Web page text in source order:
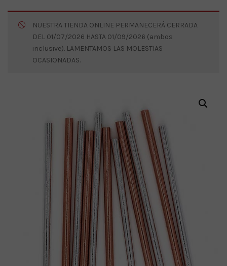
NUESTRA TIENDA ONLINE PERMANECERÁ CERRADA
DEL 01/07/2026 HASTA 01/09/2026 (ambos
inclusive). LAMENTAMOS LAS MOLESTIAS
OCASIONADAS.